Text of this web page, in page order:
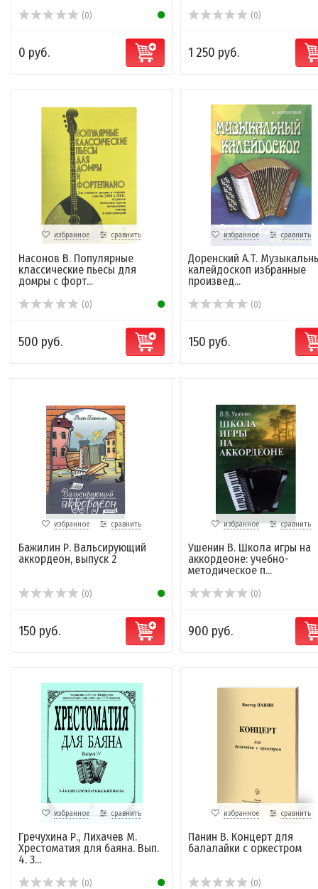
(0)
0 руб.
(0)
1 250 руб.
избранное сравнить
Насонов В. Популярные
классические пьесы для
домры с форт...
(0)
500 руб.
избранное сравнить
Доренский А.Т.
калейдоскоп избранные
произвед...
(0)
150 руб.
избранное сравнить
Бажилин Р. Вальсирующий
аккордеон, выпуск 2
(0)
150 руб.
избранное сравнить
Ушенин В. Школа игры на
аккордеоне: учебно-
методическое п...
(0)
900 руб.
избранное сравнить
Гречухина Р., Лихачев М.
Хрестоматия для баяна. Вып.
4. 3...
(0)
избранное сравнить
Панин В. Концерт для
балалайки с оркестром
(0)